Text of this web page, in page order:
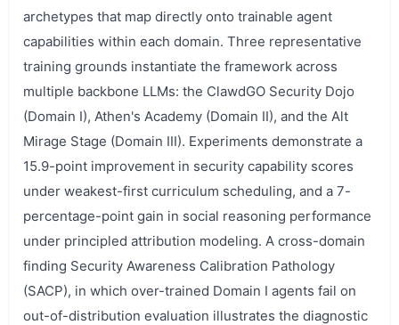
archetypes that map directly onto trainable agent
capabilities within each domain. Three representative
training grounds instantiate the framework across
multiple backbone LLMs: the ClawdGO Security Dojo
(Domain I), Athen's Academy (Domain II), and the Alt
Mirage Stage (Domain III). Experiments demonstrate a
15.9-point improvement in security capability scores
under weakest-first curriculum scheduling, and a 7-
percentage-point gain in social reasoning performance
under principled attribution modeling. A cross-domain
finding Security Awareness Calibration Pathology
(SACP), in which over-trained Domain I agents fail on
out-of-distribution evaluation illustrates the diagnostic